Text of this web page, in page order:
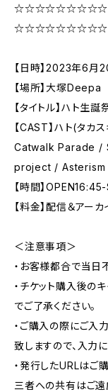
【日時】2023年6月20
【場所】大塚Deepa
【タイトル】ハト生
【CAST】ハト(タカ
Catwalk Parade /
project / Asterism
【時間】
【料金】配信＆アー
＜注意事項＞
・お客様都合で当日
・チケット購入後の
でご了承ください。
・ご購入の際にご入
致しますので、入力
・発行したURLはご
三者への共有はご遠